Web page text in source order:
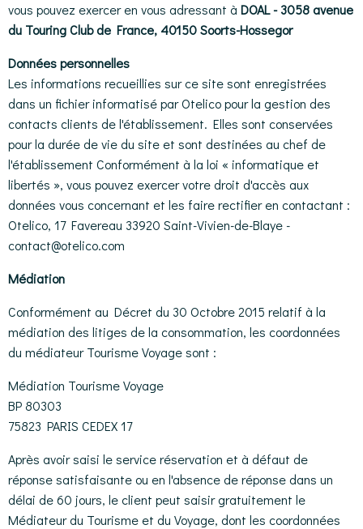
vous pouvez exercer en vous adressant à DOAL - 3058 avenue
du Touring Club de France, 40150 Soorts-Hossegor
Données personnelles
Les informations recueillies sur ce site sont enregistrées
dans un fichier informatisé par Otelico pour la gestion des
contacts clients de l'établissement. Elles sont conservées
pour la durée de vie du site et sont destinées au chef de
l'établissement Conformément à la loi « informatique et
libertés », vous pouvez exercer votre droit d'accès aux
données vous concernant et les faire rectifier en contactant :
Otelico, 17 Favereau 33920 Saint-Vivien-de-Blaye -
contact@otelico.com
Médiation
Conformément au Décret du 30 Octobre 2015 relatif à la
médiation des litiges de la consommation, les coordonnées
du médiateur Tourisme Voyage sont :
Médiation Tourisme Voyage
BP 80303
75823 PARIS CEDEX 17
Après avoir saisi le service réservation et à défaut de
réponse satisfaisante ou en l'absence de réponse dans un
délai de 60 jours, le client peut saisir gratuitement le
Médiateur du Tourisme et du Voyage, dont les coordonnées